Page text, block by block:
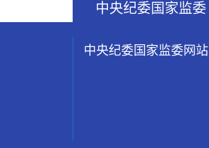
中央纪委国家监委
中央纪委国家监委网站